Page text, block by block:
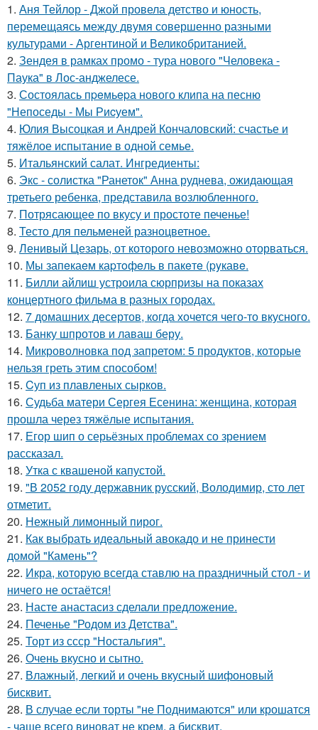
1. Аня Тейлор - Джой провела детство и юность,
перемещаясь между двумя совершенно разными
культурами - Аргентиной и Великобританией.
2. Зендея в рамках промо - тура нового "Человека -
Паука" в Лос-анджелесе.
3. Состоялась пpeмьepа нового клипа на песню
"Непоседы - Мы Риcуем".
4. Юлия Высоцкая и Андрей Кончаловский: счастье и
тяжёлое испытание в одной семье.
5. Итальянский салат. Ингредиенты:
6. Экс - солистка "Ранеток" Анна руднева, ожидающая
третьего ребенка, представила возлюбленного.
7. Потрясающее по вкусу и простоте печенье!
8. Тесто для пельменей разноцветное.
9. Ленивый Цезарь, от которого невозможно оторваться.
10. Мы запeкаeм каpтoфeль в пакeтe (pyкавe.
11. Билли айлиш устроила сюрпризы на показах
концертного фильма в разных городах.
12. 7 домашних десертов, когда хочется чего-то вкусного.
13. Банку шпротов и лаваш беру.
14. Микроволновка под запретом: 5 продуктов, которые
нельзя греть этим способом!
15. Cуп из плавленыx сырков.
16. Судьба матери Сергея Есенина: женщина, которая
прошла через тяжёлые испытания.
17. Егор шип о серьёзных проблемах со зрением
рассказал.
18. Утка с квашеной капустой.
19. "В 2052 году державник русский, Володимир, сто лет
отметит.
20. Нежный лимонный пирог.
21. Как выбрать идеальный авокадо и не принести
домой "Камень"?
22. Икра, которую всегда ставлю на праздничный стол - и
ничего не остаётся!
23. Насте анастасиз сделали предложение.
24. Печенье "Родом из Детства".
25. Торт из ссср "Ностальгия".
26. Очень вкусно и сытно.
27. Влажный, легкий и очень вкусный шифоновый
бисквит.
28. В случае если торты "не Поднимаются" или крошатся
- чаще всего виноват не крем, а бисквит.